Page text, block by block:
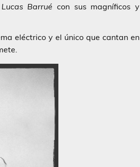
Lucas Barrué con sus magníficos y
eléctrico y el único que cantan en